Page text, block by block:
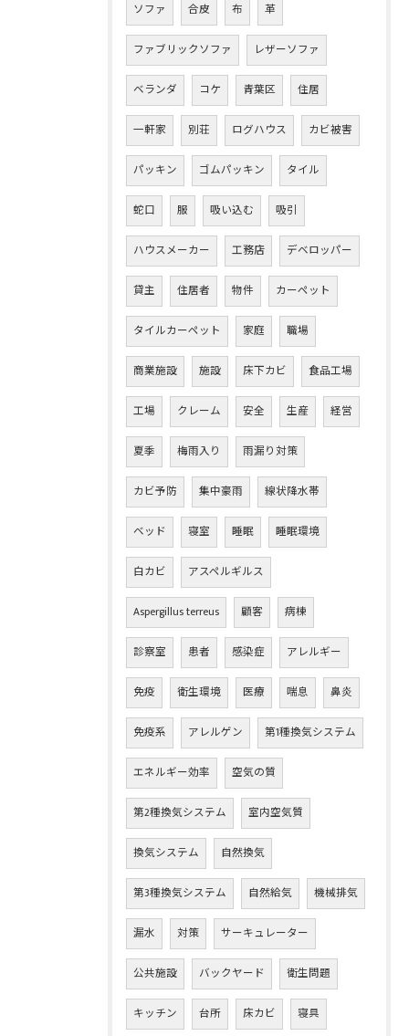
ソファ 合皮 布 革
ファブリックソファ レザーソファ
ベランダ コケ 青葉区 住居
一軒家 別荘 ログハウス カビ被害
パッキン ゴムパッキン タイル
蛇口 服 吸い込む 吸引
ハウスメーカー 工務店 デベロッパー
貸主 住居者 物件 カーペット
タイルカーペット 家庭 職場
商業施設 施設 床下カビ 食品工場
工場 クレーム 安全 生産 経営
夏季 梅雨入り 雨漏り対策
カビ予防 集中豪雨 線状降水帯
ベッド 寝室 睡眠 睡眠環境
白カビ アスペルギルス
Aspergillus terreus 顧客 病棟
診察室 患者 感染症 アレルギー
免疫 衛生環境 医療 喘息 鼻炎
免疫系 アレルゲン 第1種換気システム
エネルギー効率 空気の質
第2種換気システム 室内空気質
換気システム 自然換気
第3種換気システム 自然給気 機械排気
漏水 対策 サーキュレーター
公共施設 バックヤード 衛生問題
キッチン 台所 床カビ 寝具